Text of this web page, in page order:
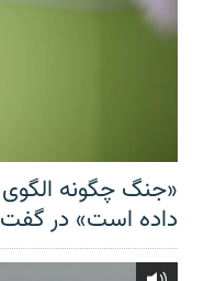
«جنگ چگونه الگوی
داده است» در